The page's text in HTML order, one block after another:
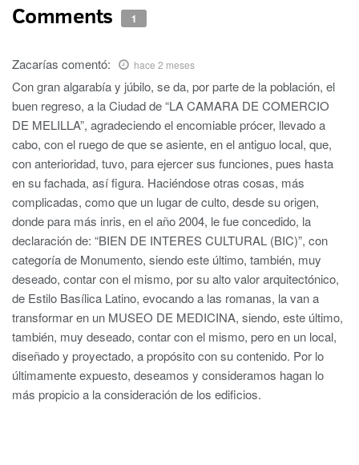
Comments 1
Zacarías comentó: hace 2 meses
Con gran algarabía y júbilo, se da, por parte de la población, el
buen regreso, a la Ciudad de “LA CAMARA DE COMERCIO
DE MELILLA”, agradeciendo el encomiable prócer, llevado a
cabo, con el ruego de que se asiente, en el antiguo local, que,
con anterioridad, tuvo, para ejercer sus funciones, pues hasta
en su fachada, así figura. Haciéndose otras cosas, más
complicadas, como que un lugar de culto, desde su origen,
donde para más inris, en el año 2004, le fue concedido, la
declaración de: “BIEN DE INTERES CULTURAL (BIC)”, con
categoría de Monumento, siendo este último, también, muy
deseado, contar con el mismo, por su alto valor arquitectónico,
de Estilo Basílica Latino, evocando a las romanas, la van a
transformar en un MUSEO DE MEDICINA, siendo, este último,
también, muy deseado, contar con el mismo, pero en un local,
diseñado y proyectado, a propósito con su contenido. Por lo
últimamente expuesto, deseamos y consideramos hagan lo
más propicio a la consideración de los edificios.